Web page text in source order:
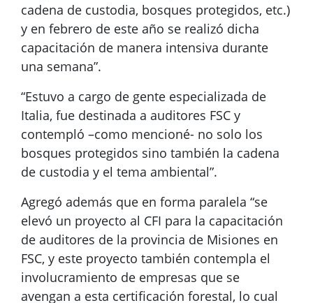
cadena de custodia, bosques protegidos, etc.)
y en febrero de este año se realizó dicha
capacitación de manera intensiva durante
una semana”.
“Estuvo a cargo de gente especializada de
Italia, fue destinada a auditores FSC y
contempló –como mencioné- no solo los
bosques protegidos sino también la cadena
de custodia y el tema ambiental”.
Agregó además que en forma paralela “se
elevó un proyecto al CFI para la capacitación
de auditores de la provincia de Misiones en
FSC, y este proyecto también contempla el
involucramiento de empresas que se
avengan a esta certificación forestal, lo cual